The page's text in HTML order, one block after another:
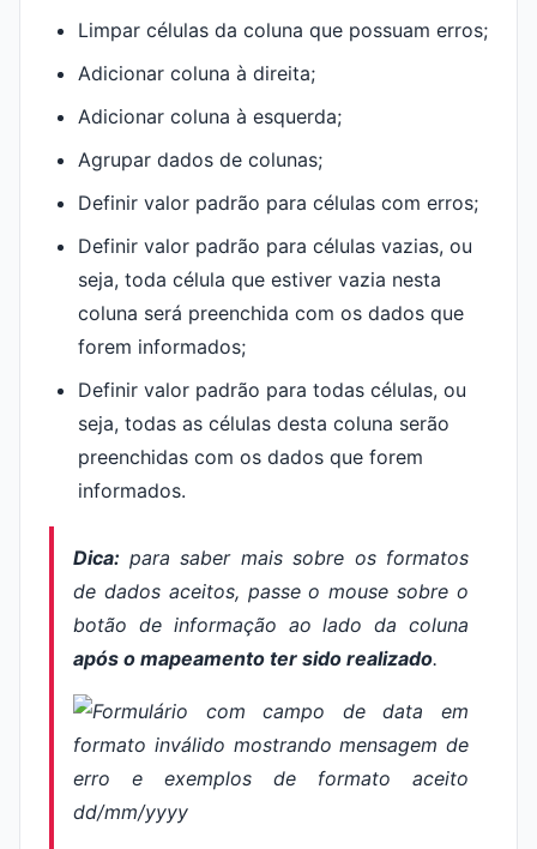
Limpar células da coluna que possuam erros;
Adicionar coluna à direita;
Adicionar coluna à esquerda;
Agrupar dados de colunas;
Definir valor padrão para células com erros;
Definir valor padrão para células vazias, ou
seja, toda célula que estiver vazia nesta
coluna será preenchida com os dados que
forem informados;
Definir valor padrão para todas células, ou
seja, todas as células desta coluna serão
preenchidas com os dados que forem
informados.
Dica: para saber mais sobre os formatos
de dados aceitos, passe o mouse sobre o
botão de informação ao lado da coluna
após o mapeamento ter sido realizado.